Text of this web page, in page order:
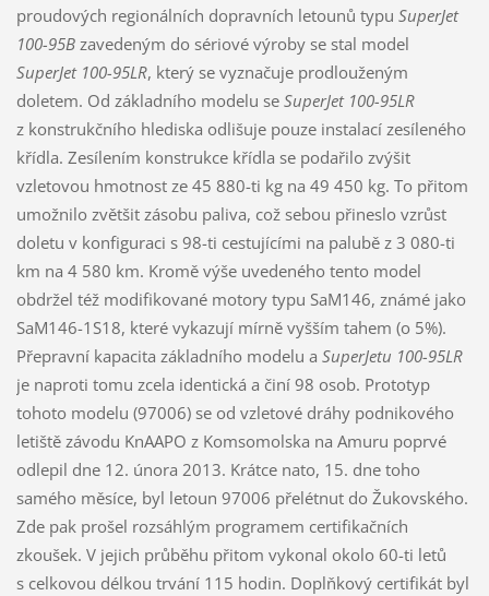
proudových regionálních dopravních letounů typu SuperJet
100-95Bzavedeným do sériové výroby se stal model
SuperJet 100-95LR, který se vyznačuje prodlouženým
doletem. Od základního modelu se SuperJet 100-95LR
z konstrukčního hlediska odlišuje pouze instalací zesíleného
křídla. Zesílením konstrukce křídla se podařilo zvýšit
vzletovou hmotnost ze 45 880-ti kg na 49 450 kg. To přitom
umožnilo zvětšit zásobu paliva, což sebou přineslo vzrůst
doletu v konfiguraci s 98-ti cestujícími na palubě z 3 080-ti
km na 4 580 km. Kromě výše uvedeného tento model
obdržel též modifikované motory typu SaM146, známé jako
SaM146-1S18, které vykazují mírně vyšším tahem (o 5%).
Přepravní kapacita základního modelu a SuperJetu 100-95LR
je naproti tomu zcela identická a činí 98 osob. Prototyp
tohoto modelu (97006) se od vzletové dráhy podnikového
letiště závodu KnAAPO z Komsomolska na Amuru poprvé
odlepil dne 12. února 2013. Krátce nato, 15. dne toho
samého měsíce, byl letoun 97006 přelétnut do Žukovského.
Zde pak prošel rozsáhlým programem certifikačních
zkoušek. V jejich průběhu přitom vykonal okolo 60-ti letů
s celkovou délkou trvání 115 hodin. Doplňkový certifikát byl